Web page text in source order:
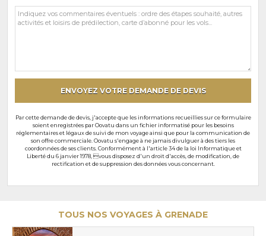
Vos
commentaires
ENVOYEZ VOTRE DEMANDE DE DEVIS
Par cette demande de devis, j'accepte que les informations recueillies sur ce formulaire
soient enregistrées par Oovatu dans un fichier informatisé pour les besoins
réglementaires et légaux de suivi de mon voyage ainsi que pour la communication de
son offre commerciale. Oovatu s'engage à ne jamais divulguer à des tiers les
coordonnées de ses clients. Conformément à l'article 34 de la loi Informatique et
Liberté du 6 janvier 1978, vous disposez d'un droit d'accès, de modification, de
rectification et de suppression des données vous concernant.
TOUS NOS VOYAGES À GRENADE